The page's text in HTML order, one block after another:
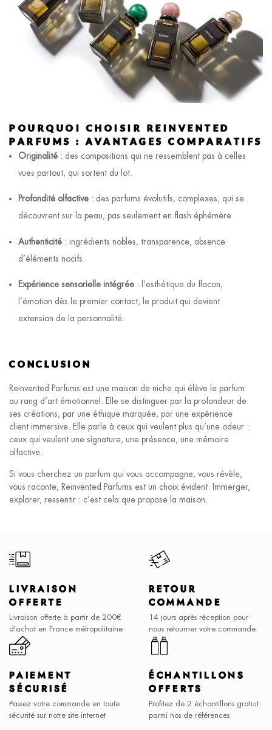
POURQUOI CHOISIR REINVENTED
PARFUMS : AVANTAGES COMPARATIFS
Originalité : des compositions qui ne ressemblent pas à celles
vues partout, qui sortent du lot.
Profondité olfactive : des parfums évolutifs, complexes, qui se
découvrent sur la peau, pas seulement en flash éphémère.
Authenticité : ingrédients nobles, transparence, absence
d’éléments nocifs.
Expérience sensorielle intégrée : l’esthétique du flacon,
l’émotion dès le premier contact, le produit qui devient
extension de la personnalité.
CONCLUSION
Reinvented Parfums est une maison de niche qui élève le parfum
au rang d’art émotionnel. Elle se distinguer par la profondeur de
ses créations, par une éthique marquée, par une expérience
client immersive. Elle parle à ceux qui veulent plus qu’une odeur :
ceux qui veulent une signature, une présence, une mémoire
olfactive.
Si vous cherchez un parfum qui vous accompagne, vous révèle,
vous raconte, Reinvented Parfums est un choix évident. Immerger,
explorer, ressentir : c’est cela que propose la maison.
LIVRAISON
OFFERTE
Livraison offerte à partir de 200€
d'achat en France métropolitaine
RETOUR
COMMANDE
14 jours après réception pour
nous retourner votre commande
PAIEMENT
SÉCURISÉ
Passez votre commande en toute
sécurité sur notre site internet
ÉCHANTILLONS
OFFERTS
Profitez de 2 échantillons gratuit
parmi nos de références